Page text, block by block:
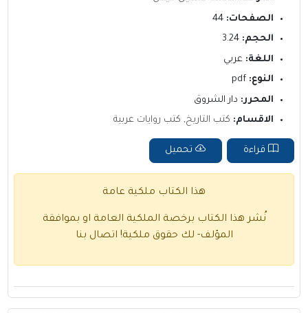
الصفحات:
الحجم:
اللغة: عربي
النوع:
المحرر: دار الشروق
الاقسام: كتب التاريخ, كتب روايات عربية
قراءة تحميل
هذا الكتاب ملكية عامة
نُشر هذا الكتاب برخصة الملكية العامة او بموافقة
المؤلف- لك حقوق ملكية! اتصال بنا